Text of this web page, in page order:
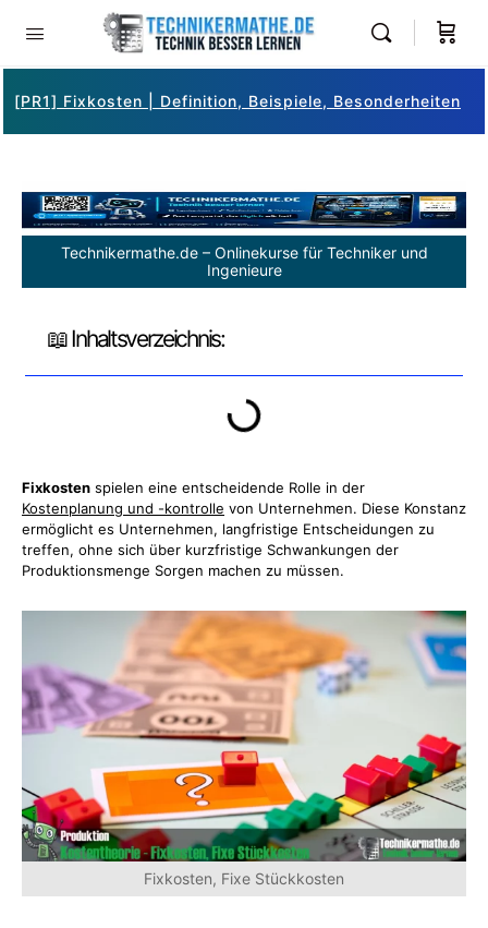
[PR1] Fixkosten | Definition, Beispiele, Besonderheiten
Technikermathe.de – Onlinekurse für Techniker und
Ingenieure
📖 Inhaltsverzeichnis:
Fixkosten spielen eine entscheidende Rolle in der
Kostenplanung und -kontrolle von Unternehmen. Diese Konstanz
ermöglicht es Unternehmen, langfristige Entscheidungen zu
treffen, ohne sich über kurzfristige Schwankungen der
Produktionsmenge Sorgen machen zu müssen.
Fixkosten, Fixe Stückkosten